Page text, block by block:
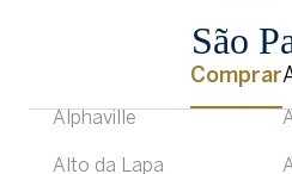
São
Comprar
Alphaville
Alto da Lapa